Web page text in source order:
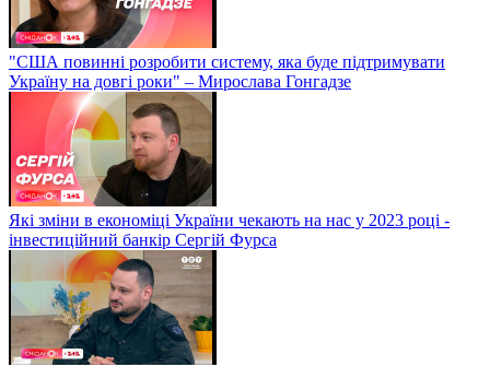
"США повинні розробити систему, яка буде підтримувати
Україну на довгі роки" – Мирослава Гонгадзе
Які зміни в економіці України чекають на нас у 2023 році -
інвестиційний банкір Сергій Фурса